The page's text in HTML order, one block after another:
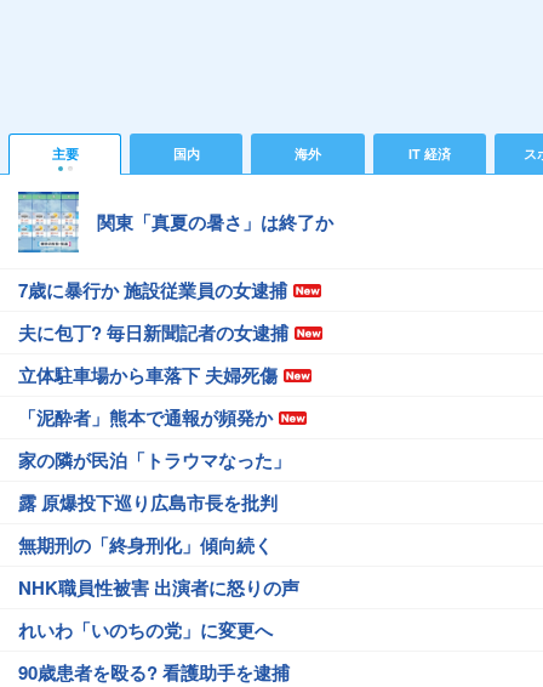
主要 国内 海外 IT 経済 ス
関東「真夏の暑さ」は終了か
7歳に暴行か 施設従業員の女逮捕
夫に包丁? 毎日新聞記者の女逮捕
立体駐車場から車落下 夫婦死傷
「泥酔者」熊本で通報が頻発か
家の隣が民泊「トラウマなった」
露 原爆投下巡り広島市長を批判
無期刑の「終身刑化」傾向続く
NHK職員性被害 出演者に怒りの声
れいわ「いのちの党」に変更へ
90歳患者を殴る? 看護助手を逮捕